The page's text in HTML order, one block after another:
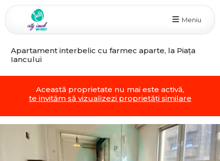
Meniu
Apartament interbelic cu farmec aparte, la Piața
Iancului
Această proprietate nu mai este activă,
te invităm să vizualizezi proprietăți similare